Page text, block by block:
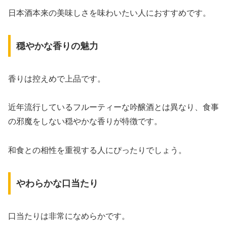
日本酒本来の美味しさを味わいたい人におすすめです。
穏やかな香りの魅力
香りは控えめで上品です。
近年流行しているフルーティーな吟醸酒とは異なり、食事
の邪魔をしない穏やかな香りが特徴です。
和食との相性を重視する人にぴったりでしょう。
やわらかな口当たり
口当たりは非常になめらかです。